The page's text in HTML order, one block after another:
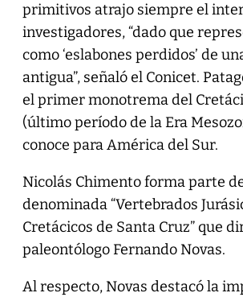
primitivos atrajo siempre el
investigadores, “dado que
como ‘eslabones perdidos’ de
antigua”, señaló el Conicet.
el primer monotrema del
(último período de la Era
conoce para América del Sur.
Nicolás Chimento forma parte
denominada “Vertebrados
Cretácicos de Santa Cruz” que
paleontólogo Fernando Novas.
Al respecto, Novas destacó la